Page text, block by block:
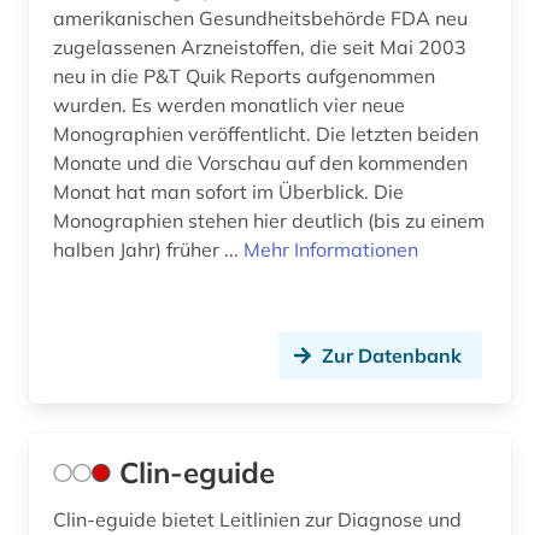
amerikanischen Gesundheitsbehörde FDA neu
zugelassenen Arzneistoffen, die seit Mai 2003
neu in die P&T Quik Reports aufgenommen
wurden. Es werden monatlich vier neue
Monographien veröffentlicht. Die letzten beiden
Monate und die Vorschau auf den kommenden
Monat hat man sofort im Überblick. Die
Monographien stehen hier deutlich (bis zu einem
halben Jahr) früher ... Mehr Informationen
Zur Datenbank
Clin-eguide
Clin-eguide bietet Leitlinien zur Diagnose und